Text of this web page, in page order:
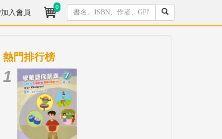
入會員
0
熱門排行榜
1